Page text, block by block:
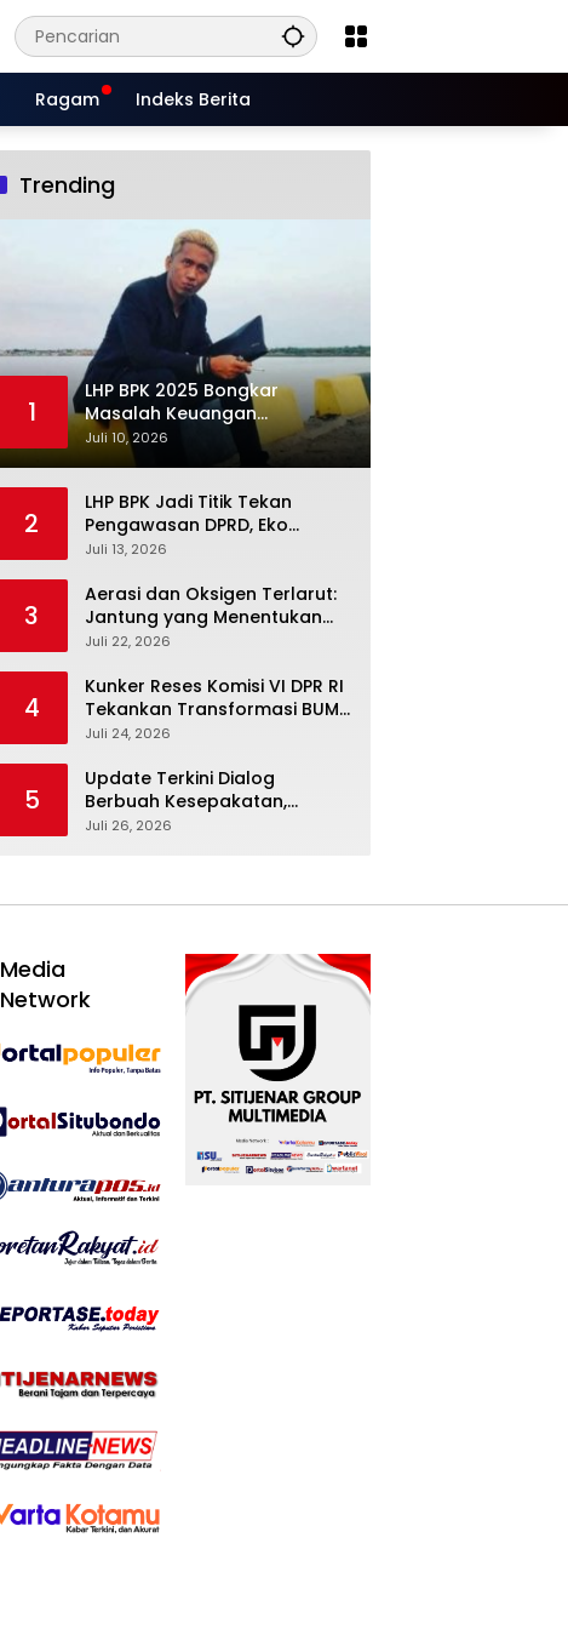
Ragam Indeks Berita
Trending
1
LHP BPK 2025 Bongkar
Masalah Keuangan
Situbondo, Potensi Miliaran
Rupiah Masih Belum Terkelola
Juli 10, 2026
2
LHP BPK Jadi Titik Tekan
Pengawasan DPRD, Eko
Febriyanto Datangi Komisi IV
Berpijak pada Dokumen
Resmi Negara
Juli 13, 2026
3
Aerasi dan Oksigen Terlarut:
Jantung yang Menentukan
Hidup Tambak Vaname
Juli 22, 2026
4
Kunker Reses Komisi VI DPR RI
Tekankan Transformasi BUMN
Maritim, Nasim Khan Kawal
Juli 24, 2026
5
Update Terkini Dialog
Berbuah Kesepakatan,
SPBUN-SGN Batalkan Aksi
Juli 26, 2026
Media
Network